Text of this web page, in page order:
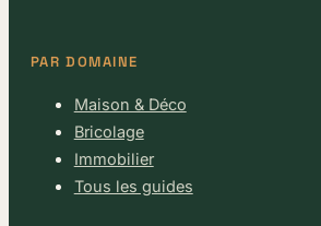
PAR DOMAINE
Maison & Déco
Bricolage
Immobilier
Tous les guides